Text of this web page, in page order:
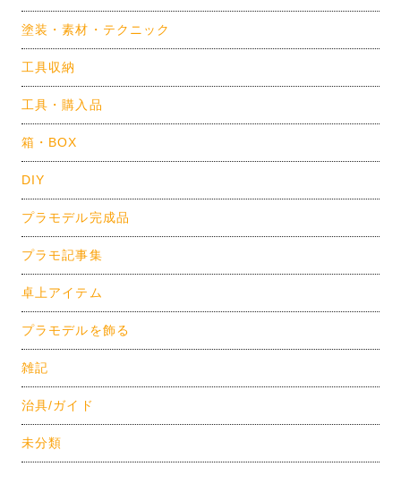
塗装・素材・テクニック
工具収納
工具・購入品
箱・BOX
DIY
プラモデル完成品
プラモ記事集
卓上アイテム
プラモデルを飾る
雑記
治具/ガイド
未分類